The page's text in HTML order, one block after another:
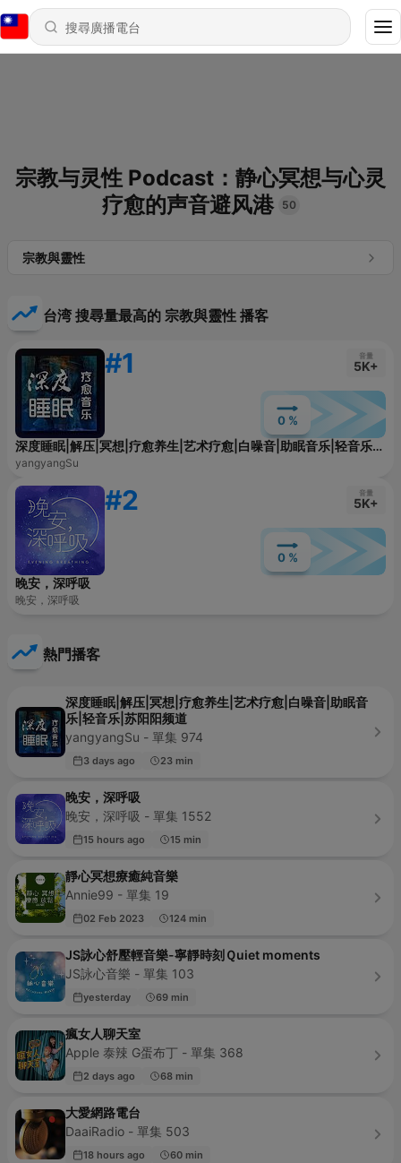
宗教与灵性 Podcast：静心冥想与心灵
疗愈的声音避风港
50
宗教與靈性
台湾 搜尋量最高的 宗教與靈性 播客
#1 音量
5K+
0 %
深度睡眠|解压|冥想|疗愈养生|艺术疗愈|白噪音|助眠音乐|轻音乐|苏阳阳频道
yangyangSu
#2 音量
5K+
0 %
晚安，深呼吸
晚安，深呼吸
熱門播客
深度睡眠|解压|冥想|疗愈养生|艺术疗愈|白噪音|助眠音
乐|轻音乐|苏阳阳频道
yangyangSu - 單集 974
3 days ago 23 min
晚安，深呼吸
晚安，深呼吸 - 單集 1552
15 hours ago 15 min
靜心冥想療癒純音樂
Annie99 - 單集 19
02 Feb 2023 124 min
JS詠心舒壓輕音樂-寧靜時刻Ｑuiet moments
JS詠心音樂 - 單集 103
yesterday 69 min
瘋女人聊天室
Apple 泰辣 G蛋布丁 - 單集 368
2 days ago 68 min
大愛網路電台
DaaiRadio - 單集 503
18 hours ago 60 min